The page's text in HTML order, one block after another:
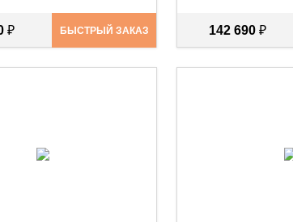
₽ БЫСТРЫЙ ЗАКАЗ 142 690 ₽